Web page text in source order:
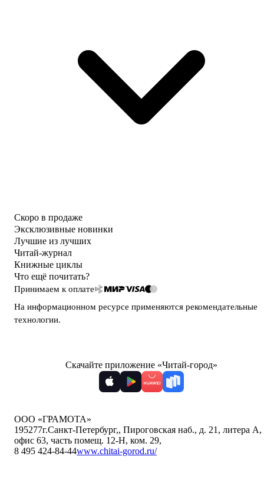
Скоро в продаже
Эксклюзивные новинки
Лучшие из лучших
Читай-журнал
Книжные циклы
Что ещё почитать?
Принимаем к оплате
На информационном ресурсе применяются рекомендательные
технологии.
Скачайте приложение «Читай-город»
ООО «ГРАМОТА»
195277г.Санкт-Петербург,, Пироговская наб., д. 21, литера А,
офис 63, часть помещ. 12-Н, ком. 29,
8 495 424-84-44www.chitai-gorod.ru/